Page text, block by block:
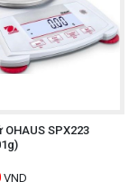
OHAUS SPX223
VND